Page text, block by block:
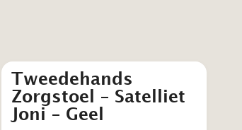
Tweedehands
Zorgstoel – Satelliet
Joni – Geel